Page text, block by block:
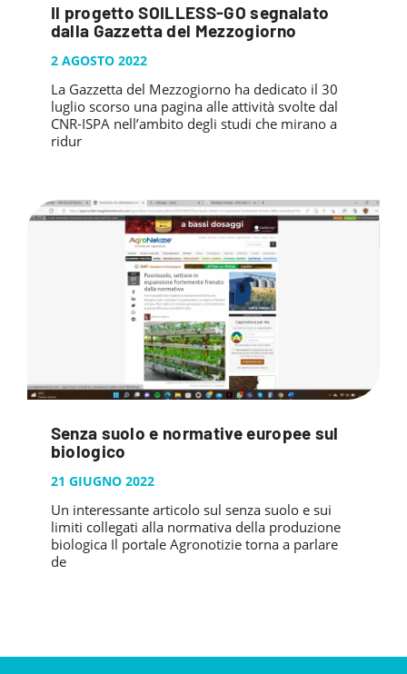
Il progetto SOILLESS-GO segnalato
dalla Gazzetta del Mezzogiorno
2 AGOSTO 2022
La Gazzetta del Mezzogiorno ha dedicato il 30
luglio scorso una pagina alle attività svolte dal
CNR-ISPA nell’ambito degli studi che mirano a
ridur
Senza suolo e normative europee sul
biologico
21 GIUGNO 2022
Un interessante articolo sul senza suolo e sui
limiti collegati alla normativa della produzione
biologica Il portale Agronotizie torna a parlare
de